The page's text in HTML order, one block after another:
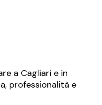
a Cagliari e in
professionalità e